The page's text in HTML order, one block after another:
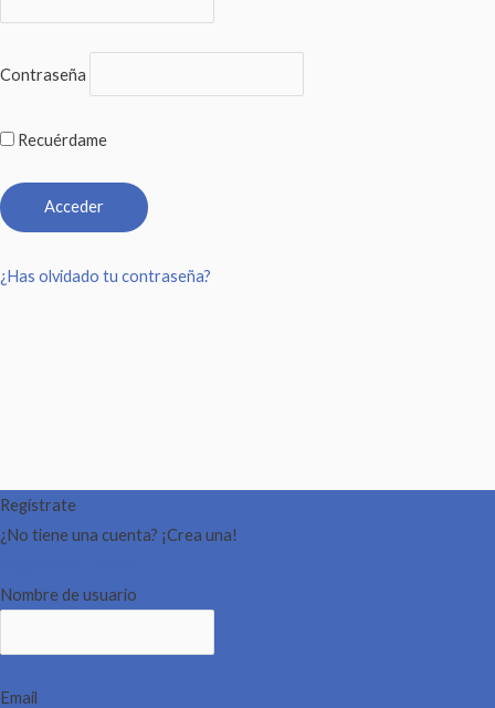
Contraseña
Recuérdame
¿Has olvidado tu contraseña?
Regístrate
¿No tiene una cuenta? ¡Crea una!
Nombre de usuario
Email